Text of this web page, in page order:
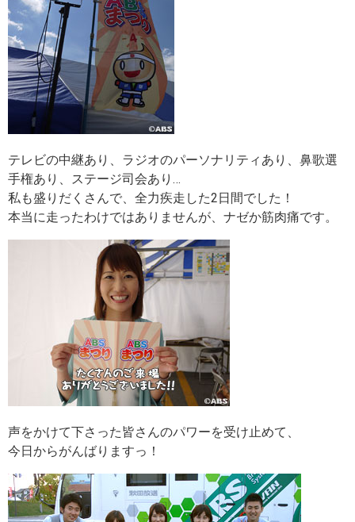
テレビの中継あり、ラジオのパーソナリティあり、鼻歌選
手権あり、ステージ司会あり…
私も盛りだくさんで、 全力疾走 した2日間でした！
本当に走ったわけではありませんが、ナゼか筋肉痛です。
声をかけて下さった皆さんのパワーを受け止めて、
今日からがんばりますっ！